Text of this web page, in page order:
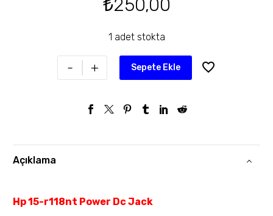
₺250,00
1 adet stokta
- + Sepete Ekle
Açıklama
Hp 15-r118nt Power Dc Jack